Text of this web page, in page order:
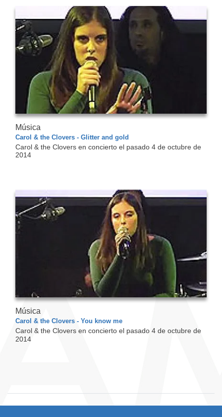
Música
Carol & the Clovers - Glitter and gold
Carol & the Clovers en concierto el pasado 4 de octubre de
2014
Música
Carol & the Clovers - You know me
Carol & the Clovers en concierto el pasado 4 de octubre de
2014